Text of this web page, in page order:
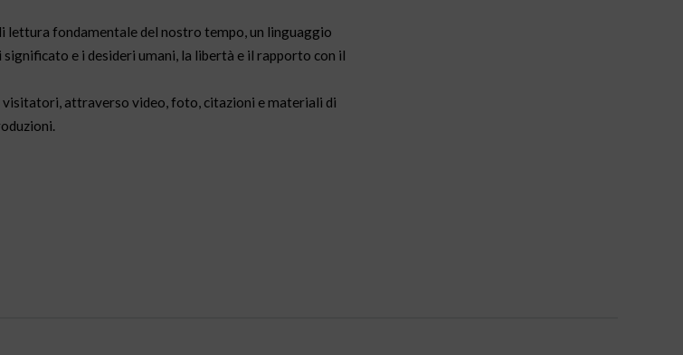
lettura fondamentale del nostro tempo, un linguaggio
e i desideri umani, la libertà e il rapporto con il
visitatori, attraverso video, foto, citazioni e materiali di